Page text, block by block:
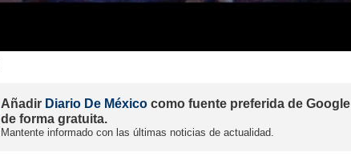
Añadir Diario De México como fuente preferida de Google
de forma gratuita.
Mantente informado con las últimas noticias de actualidad.